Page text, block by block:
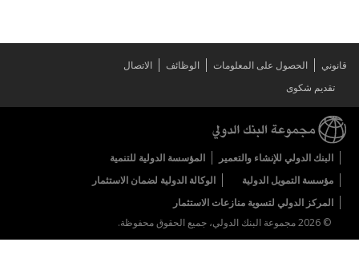
قانوني الحصول على المعلومات الوظائف
الاتصال
تقديم شكوى
البنك الدولي للإنشاء والتعمير
المؤسسة الدولية للتنمية
مؤسسة التمويل الدولية
الوكالة الدولية لضمان الاستثمار
المركز الدولي لتسوية منازعات الاستثمار
© 2026 مجموعة البنك الدولي، جميع الحقوق محفوظة.